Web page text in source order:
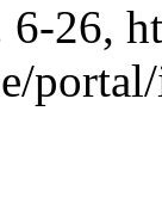
6-26,